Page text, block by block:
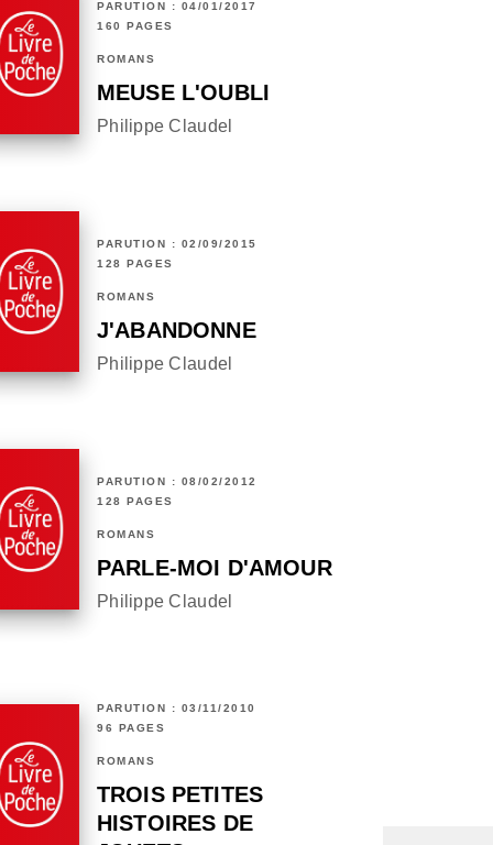
PARUTION : 04/01/2017
160 PAGES
ROMANS
MEUSE L'OUBLI
Philippe Claudel
PARUTION : 02/09/2015
128 PAGES
ROMANS
J'ABANDONNE
Philippe Claudel
PARUTION : 08/02/2012
128 PAGES
ROMANS
PARLE-MOI D'AMOUR
Philippe Claudel
PARUTION : 03/11/2010
96 PAGES
ROMANS
TROIS PETITES
HISTOIRES DE